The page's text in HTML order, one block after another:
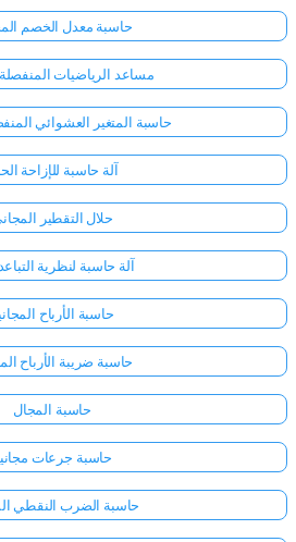
حاسبة معدل الخصم
مساعد الرياضيات
حاسبة المتغير العشوائي
آلة حاسبة للإزاحة
حلال التقطير
آلة حاسبة لنظرية
حاسبة الأرباح
حاسبة ضريبة الأرباح
حاسبة المجال
حاسبة جرعات
حاسبة الضرب النقطي